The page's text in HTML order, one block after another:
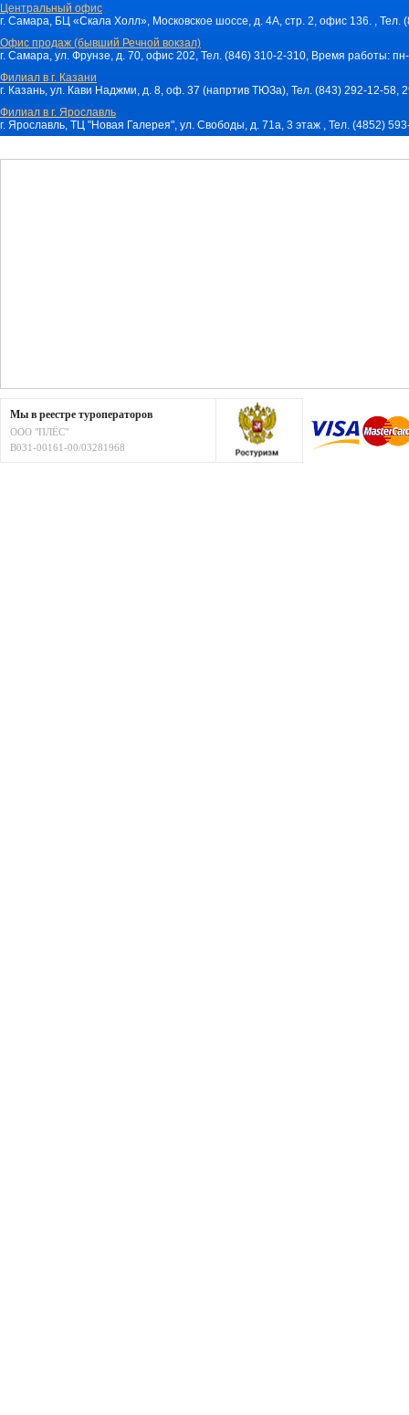
Центральный офис
г. Самара, БЦ «Скала Холл», Московское шоссе, д. 4А, стр. 2, офис 136. ,
Офис продаж (бывший Речной вокзал)
г. Самара, ул. Фрунзе, д. 70, офис 202, Тел. (846) 310-2-310, Время работы:
Филиал в г. Казани
г. Казань, ул. Кави Наджми, д. 8, оф. 37 (напртив ТЮЗа), Тел. (843) 292-12-
Филиал в г. Ярославль
г. Ярославль, ТЦ "Новая Галерея", ул. Свободы, д. 71a, 3 этаж , Тел. (4852)
Мы в реестре туроператоров
ООО "ПЛЁС"
В031-00161-00/03281968